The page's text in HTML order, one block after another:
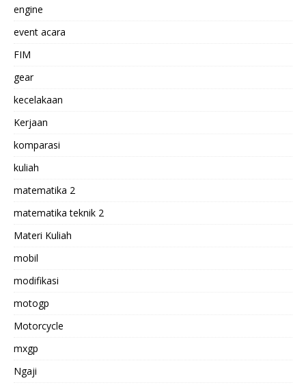
engine
event acara
FIM
gear
kecelakaan
Kerjaan
komparasi
kuliah
matematika 2
matematika teknik 2
Materi Kuliah
mobil
modifikasi
motogp
Motorcycle
mxgp
Ngaji